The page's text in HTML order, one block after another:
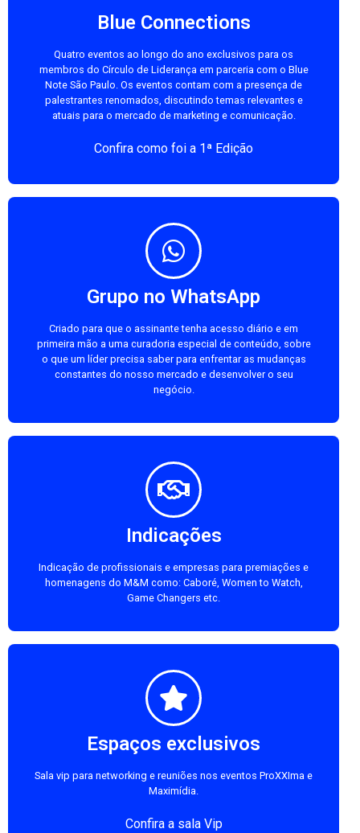
Blue Connections
Quatro eventos ao longo do ano exclusivos para os
membros do Círculo de Liderança em parceria com o Blue
Note São Paulo. Os eventos contam com a presença de
palestrantes renomados, discutindo temas relevantes e
atuais para o mercado de marketing e comunicação.
Confira como foi a 1ª Edição
Grupo no WhatsApp
Criado para que o assinante tenha acesso diário e em
primeira mão a uma curadoria especial de conteúdo, sobre
o que um líder precisa saber para enfrentar as mudanças
constantes do nosso mercado e desenvolver o seu
negócio.
Indicações
Indicação de profissionais e empresas para premiações e
homenagens do M&M como: Caboré, Women to Watch,
Game Changers etc.
Espaços exclusivos
Sala vip para networking e reuniões nos eventos ProXXIma e
Maximídia.
Confira a sala Vip